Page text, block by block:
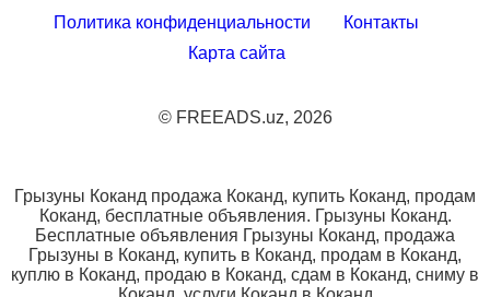
Политика конфиденциальности
Контакты
Карта сайта
© FREEADS.uz, 2026
Грызуны Коканд продажа Коканд, купить Коканд, продам
Коканд, бесплатные объявления. Грызуны Коканд.
Бесплатные объявления Грызуны Коканд, продажа
Грызуны в Коканд, купить в Коканд, продам в Коканд,
куплю в Коканд, продаю в Коканд, сдам в Коканд, сниму в